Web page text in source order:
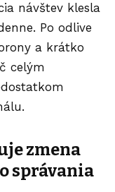
návštev klesla
Po odlive
a krátko
celým
zmena
správania